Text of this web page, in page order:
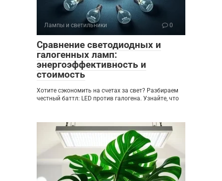
Лампы и светильники 0
Сравнение светодиодных и
галогенных ламп:
энергоэффективность и
стоимость
Хотите сэкономить на счетах за свет? Разбираем
честный баттл: LED против галогена. Узнайте, что